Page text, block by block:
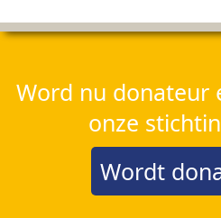
Word nu donateur
onze
Wordt